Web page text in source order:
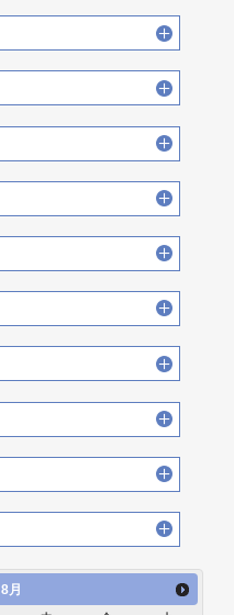
2022年9月 [12]
2022年7月 [19]
2022年5月 [14]
2021年11月 [18]
2021年9月 [14]
2021年5月 [18]
2020年11月 [9]
2020年9月 [16]
2020年7月 [16]
2020年5月 [14]
2019年11月 [17]
2019年9月 [15]
2019年7月 [21]
2019年5月 [20]
2018年11月 [14]
2018年9月 [12]
2018年7月 [14]
2018年5月 [14]
2017年11月 [22]
2017年9月 [24]
2017年7月 [26]
2017年5月 [27]
2016年11月 [28]
2016年9月 [28]
2016年5月 [30]
2015年11月 [19]
2015年9月 [30]
2015年7月 [28]
2015年5月 [30]
2015年1月 [25]
2014年11月 [23]
2014年9月 [26]
2014年7月 [28]
2014年5月 [25]
2013年11月 [22]
2013年9月 [27]
2013年7月 [26]
2012年11月 [12]
2012年9月 [5]
2012年7月 [1]
8月